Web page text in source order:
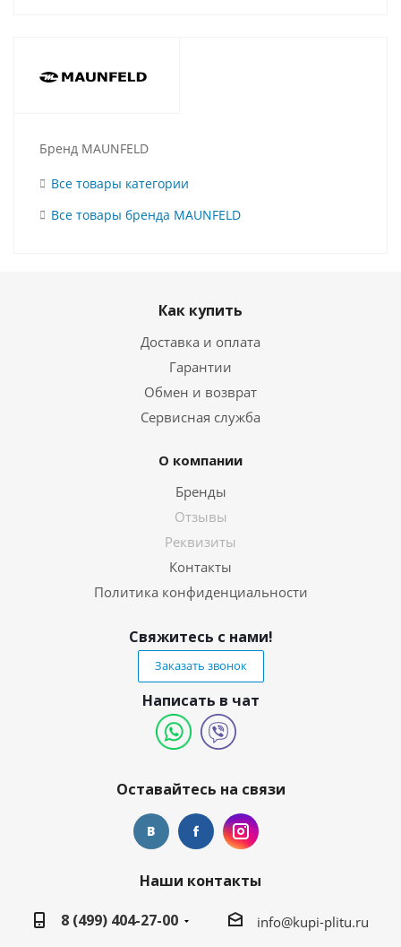
Бренд MAUNFELD
Все товары категории
Все товары бренда MAUNFELD
Как купить
Доставка и оплата
Гарантии
Обмен и возврат
Сервисная служба
О компании
Бренды
Отзывы
Реквизиты
Контакты
Политика конфиденциальности
Свяжитесь с нами!
Заказать звонок
Написать в чат
Оставайтесь на связи
Наши контакты
8 (499) 404-27-00
info@kupi-plitu.ru